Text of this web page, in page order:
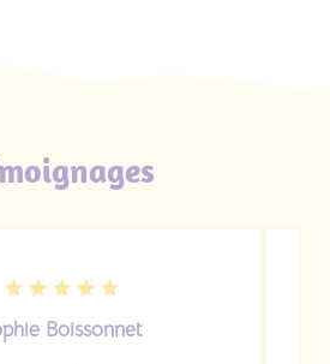
Boissonnet